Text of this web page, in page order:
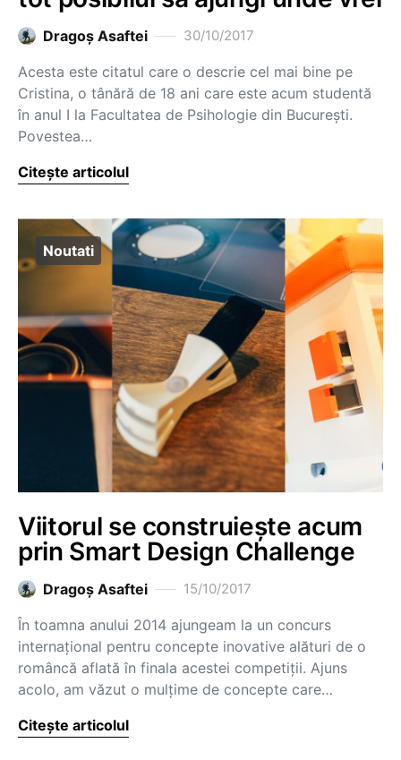
Dragoş Asaftei 30/10/2017
Acesta este citatul care o descrie cel mai bine pe
Cristina, o tânără de 18 ani care este acum studentă
în anul I la Facultatea de Psihologie din București.
Povestea…
Citește articolul
Noutati
Viitorul se construiește acum
prin Smart Design Challenge
Dragoş Asaftei 15/10/2017
În toamna anului 2014 ajungeam la un concurs
internațional pentru concepte inovative alături de o
româncă aflată în finala acestei competiții. Ajuns
acolo, am văzut o mulțime de concepte care…
Citește articolul